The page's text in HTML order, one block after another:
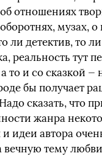
отношениях
музах,
ли детектив, то
реальность тут
то и со сказкой —
бы получает
сказать, что
жанра
идеи автора
тему